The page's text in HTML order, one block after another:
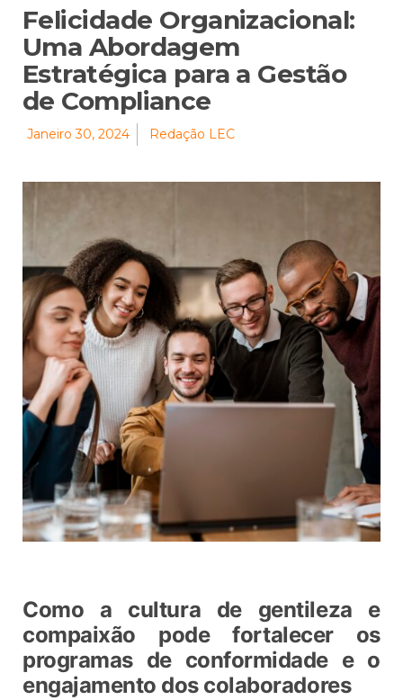
Felicidade Organizacional:
Uma Abordagem
Estratégica para a Gestão
de Compliance
Janeiro 30, 2024 Redação LEC
Como a cultura de gentileza e
compaixão pode fortalecer os
programas de conformidade e o
engajamento dos colaboradores